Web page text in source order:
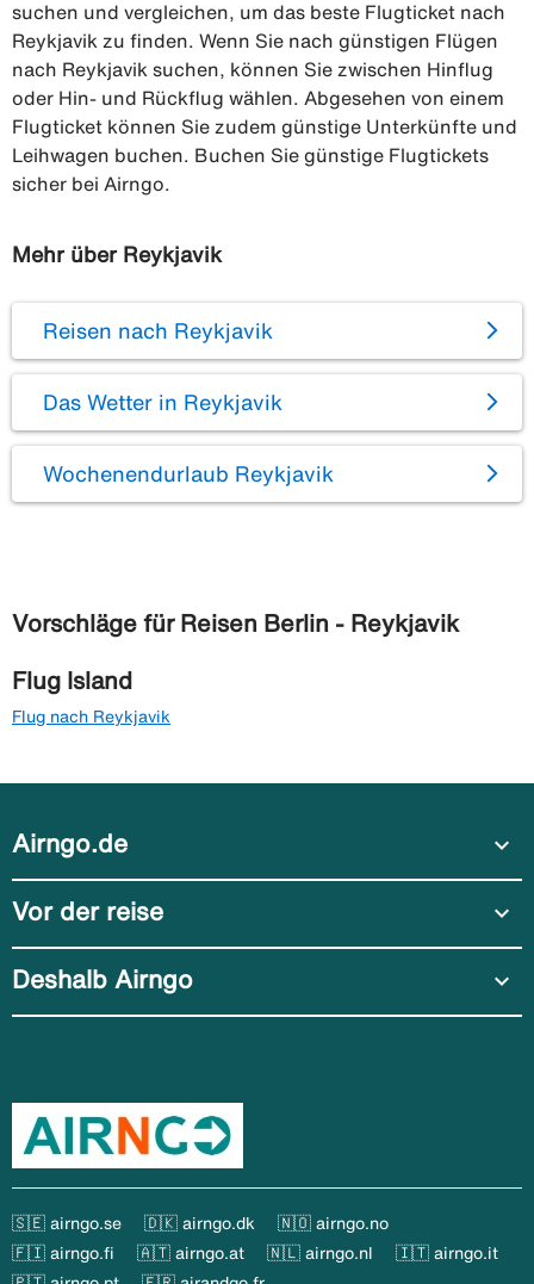
suchen und vergleichen, um das beste Flugticket nach
Reykjavik zu finden. Wenn Sie nach günstigen Flügen
nach Reykjavik suchen, können Sie zwischen Hinflug
oder Hin- und Rückflug wählen. Abgesehen von einem
Flugticket können Sie zudem günstige Unterkünfte und
Leihwagen buchen. Buchen Sie günstige Flugtickets
sicher bei Airngo.
Mehr über Reykjavik
Reisen nach Reykjavik
Das Wetter in Reykjavik
Wochenendurlaub Reykjavik
Vorschläge für Reisen Berlin - Reykjavik
Flug Island
Flug nach Reykjavik
Airngo.de expand_more
Vor der reise expand_more
Deshalb Airngo expand_more
🇸🇪 airngo.se 🇩🇰 airngo.dk
🇳🇴 airngo.no
🇫🇮 airngo.fi
🇦🇹 airngo.at 🇳🇱 airngo.nl
🇮🇹 airngo.it